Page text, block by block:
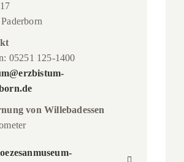
05251 125-1400
von Willebadessen